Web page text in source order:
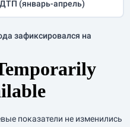
ДТП (январь-апрель)
зафиксировался на
показатели не изменились